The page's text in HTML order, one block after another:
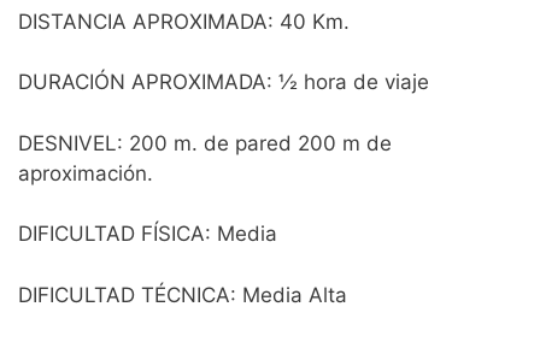
DISTANCIA APROXIMADA: 40 Km.
DURACIÓN APROXIMADA: ½ hora de viaje
DESNIVEL: 200 m. de pared 200 m de
aproximación.
DIFICULTAD FÍSICA: Media
DIFICULTAD TÉCNICA: Media Alta